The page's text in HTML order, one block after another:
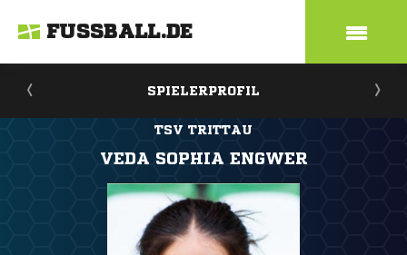
FUSSBALL.DE
SPIELERPROFIL
TSV TRITTAU
VEDA SOPHIA ENGWER